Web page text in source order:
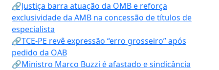
🔗Justiça barra atuação da OMB e reforça
exclusividade da AMB na concessão de títulos de
especialista
🔗TCE-PE revê expressão “erro grosseiro” após
pedido da OAB
🔗Ministro Marco Buzzi é afastado e sindicância